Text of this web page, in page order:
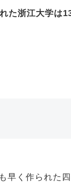
た浙江大学は
早く作られた四